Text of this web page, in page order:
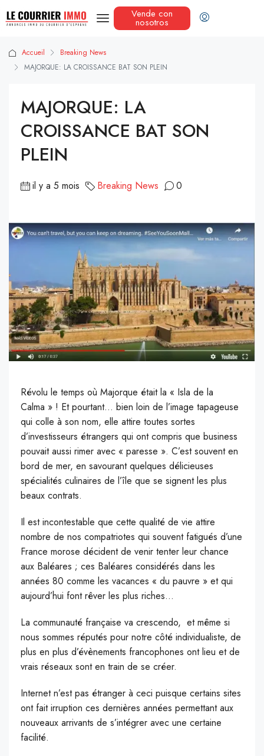
Vende con
nosotros
Accueil
Breaking News
MAJORQUE: LA CROISSANCE BAT SON PLEIN
MAJORQUE: LA
CROISSANCE BAT SON
PLEIN
il y a 5 mois Breaking News 0
Révolu le temps où Majorque était la « Isla de la
Calma » ! Et pourtant… bien loin de l’image tapageuse
qui colle à son nom, elle attire toutes sortes
d’investisseurs étrangers qui ont compris que business
pouvait aussi rimer avec « paresse ». C’est souvent en
bord de mer, en savourant quelques délicieuses
spécialités culinaires de l’île que se signent les plus
beaux contrats.
Il est incontestable que cette qualité de vie attire
nombre de nos compatriotes qui souvent fatigués d’une
France morose décident de venir tenter leur chance
aux Baléares ; ces Baléares considérés dans les
années 80 comme les vacances « du pauvre » et qui
aujourd’hui font rêver les plus riches…
La communauté française va crescendo, et même si
nous sommes réputés pour notre côté individualiste, de
plus en plus d’évènements francophones ont lieu et de
vrais réseaux sont en train de se créer.
Internet n’est pas étranger à ceci puisque certains sites
ont fait irruption ces dernières années permettant aux
nouveaux arrivants de s’intégrer avec une certaine
facilité.